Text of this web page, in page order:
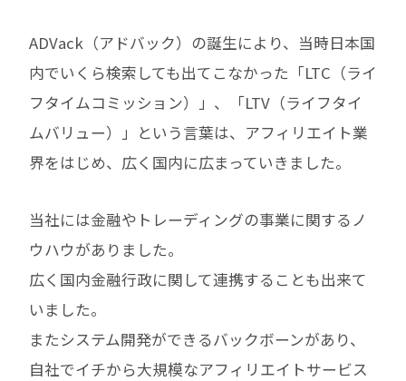
ADVack（アドバック）の誕生により、当時日本国
内でいくら検索しても出てこなかった「LTC（ライ
フタイムコミッション）」、「LTV（ライフタイ
ムバリュー）」という言葉は、アフィリエイト業
界をはじめ、広く国内に広まっていきました。
当社には金融やトレーディングの事業に関するノ
ウハウがありました。
広く国内金融行政に関して連携することも出来て
いました。
またシステム開発ができるバックボーンがあり、
自社でイチから大規模なアフィリエイトサービス